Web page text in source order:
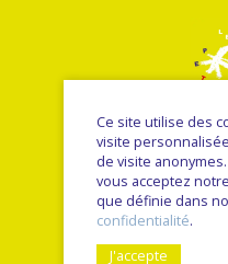
© Le petit
une
Ce site utilise des
visite
de visite
vous acceptez
que définie dans
confidentialité.
J'accepte